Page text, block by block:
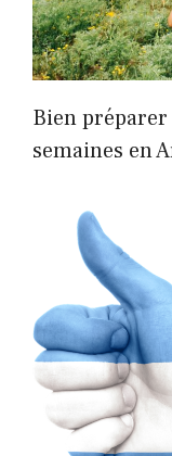
Bien préparer
semaines en